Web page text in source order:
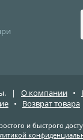
| О компании •
• Возврат товара
и быстрого